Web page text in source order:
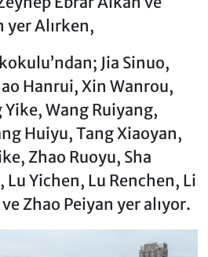
yer Alırken,
Jia Sinuo,
Hanrui, Xin Wanrou,
Wang Ruiyang,
Huiyu, Tang Xiaoyan,
Zhao Ruoyu, Sha
Yichen, Lu Renchen, Li
Zhao Peiyan yer alıyor.